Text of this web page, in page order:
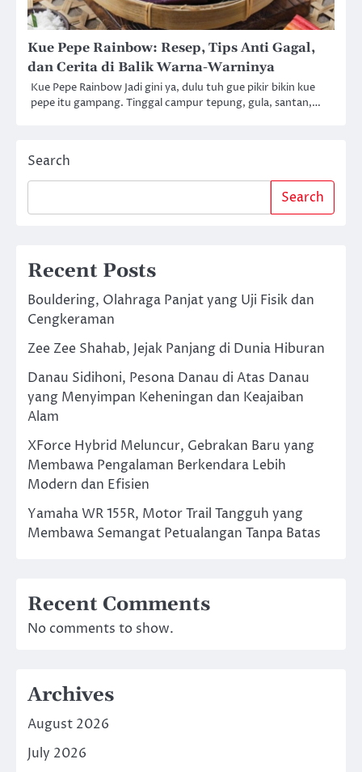
Kue Pepe Rainbow: Resep, Tips Anti Gagal,
dan Cerita di Balik Warna-Warninya
Kue Pepe Rainbow Jadi gini ya, dulu tuh gue pikir bikin kue
pepe itu gampang. Tinggal campur tepung, gula, santan,…
Search
Search
Recent Posts
Bouldering, Olahraga Panjat yang Uji Fisik dan
Cengkeraman
Zee Zee Shahab, Jejak Panjang di Dunia Hiburan
Danau Sidihoni, Pesona Danau di Atas Danau
yang Menyimpan Keheningan dan Keajaiban
Alam
XForce Hybrid Meluncur, Gebrakan Baru yang
Membawa Pengalaman Berkendara Lebih
Modern dan Efisien
Yamaha WR 155R, Motor Trail Tangguh yang
Membawa Semangat Petualangan Tanpa Batas
Recent Comments
No comments to show.
Archives
August 2026
July 2026